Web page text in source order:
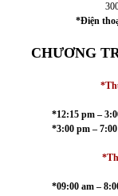
*Điện
CHƯƠNG
*12:15 pm –
*3:00 pm –
*09:00 am –